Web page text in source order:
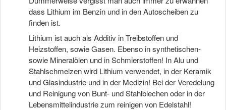
dass Lithium im Benzin und in den Autoscheiben zu
finden ist.
Lithium ist auch als Additiv in Treibstoffen und
Heizstoffen, sowie Gasen. Ebenso in synthetischen-
sowie Mineralölen und in Schmierstoffen! In Alu und
Stahlschmelzen wird Lithium verwendet, in der Keramik
und Glasindustrie und in der Medizin! Bei der Veredelung
und Reinigung von Bunt- und Stahlblechen oder in der
Lebensmittelindustrie zum reinigen von Edelstahl!